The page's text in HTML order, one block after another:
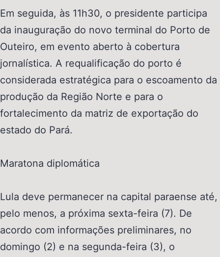
Em seguida, às 11h30, o presidente participa
da inauguração do novo terminal do Porto de
Outeiro, em evento aberto à cobertura
jornalística. A requalificação do porto é
considerada estratégica para o escoamento da
produção da Região Norte e para o
fortalecimento da matriz de exportação do
estado do Pará.
Maratona diplomática
Lula deve permanecer na capital paraense até,
pelo menos, a próxima sexta-feira (7). De
acordo com informações preliminares, no
domingo (2) e na segunda-feira (3), o